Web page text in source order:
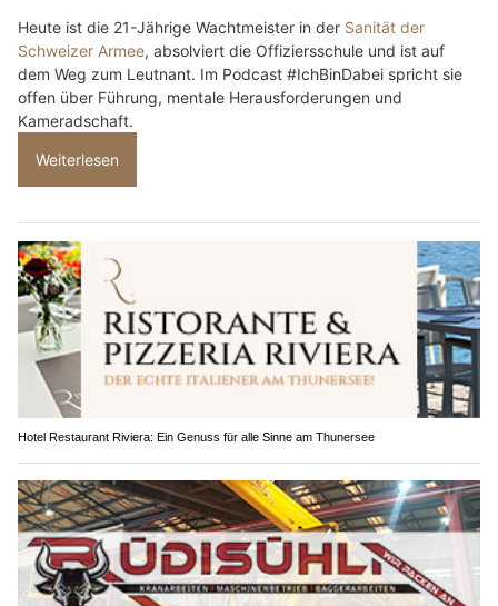
Heute ist die 21-Jährige Wachtmeister in der Sanität der
Schweizer Armee, absolviert die Offiziersschule und ist auf
dem Weg zum Leutnant. Im Podcast #IchBinDabei spricht sie
offen über Führung, mentale Herausforderungen und
Kameradschaft.
Weiterlesen
Hotel Restaurant Riviera: Ein Genuss für alle Sinne am Thunersee